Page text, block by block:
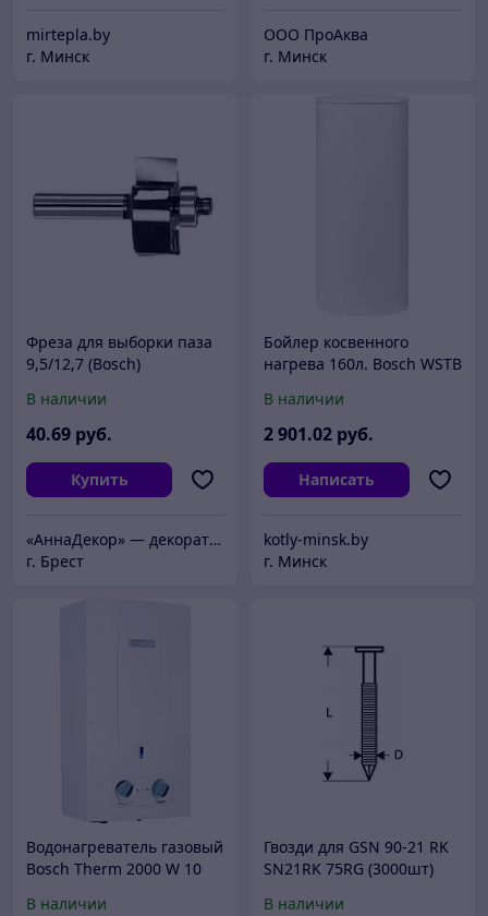
mirtepla.by
г. Минск
ООО ПроАква
г. Минск
Фреза для выборки паза
9,5/12,7 (Bosch)
В наличии
40.69 руб.
Купить
«АннаДекор» — декоративные отделочные материалы
г. Брест
Бойлер косвенного
нагрева 160л. Bosch WSTB
В наличии
2 901.02 руб.
Написать
kotly-minsk.by
г. Минск
Водонагреватель газовый
Bosch Therm 2000 W 10
В наличии
Гвозди для GSN 90-21 RK
SN21RK 75RG (3000шт)
В наличии